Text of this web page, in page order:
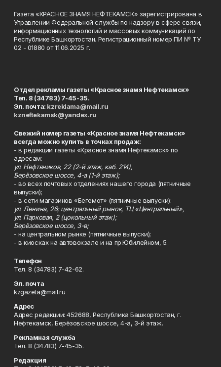
Газета «КРАСНОЕ ЗНАМЯ НЕФТЕКАМСК» зарегистрирована в
Управлении Федеральной службы по надзору в сфере связи,
информационных технологий и массовых коммуникаций по
Республике Башкортостан. Регистрационный номер ПИ № ТУ
02 - 01880 от 11.06.2025 г.
Отдел рекламы газеты «Красное знамя Нефтекамск»
Тел. 8 (34783) 7-45-35.
Эл. почта: kzreklama@mail.ru
kzneftekamsk@yandex.ru
Свежий номер газеты «Красное знамя Нефтекамск»
всегда можно купить в точках продаж:
- в редакции газеты «Красное знамя Нефтекамск» по
адресам:
ул. Нефтяников, 22 (2-й этаж, каб. 214),
Берёзовское шоссе, 4-а (1-й этаж);
- во всех почтовых отделениях нашего города (пятничные
выпуски);
- в сети магазинов «Бегемот» (пятничные выпуски):
ул. Ленина, 26; центральный рынок, ТЦ «Центральный»,
ул. Парковая, 2 (цокольный этаж);
Берёзовское шоссе, 3-в;
- на центральном рынке (пятничные выпуски);
- в киосках на автовокзале и на пр.Юбилейном, 5.
Телефон
Тел. 8 (34783) 7-42-62.
Эл. почта
kzgazeta@mail.ru
Адрес
Адрес редакции: 452688, Республика Башкортостан, г.
Нефтекамск, Берёзовское шоссе, 4-а, 3-й этаж.
Рекламная служба
Тел. 8 (34783) 7-45-35.
Редакция